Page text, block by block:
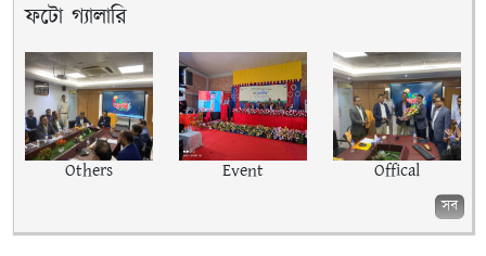
ফটো গ্যালারি
Others Event Offical
সব